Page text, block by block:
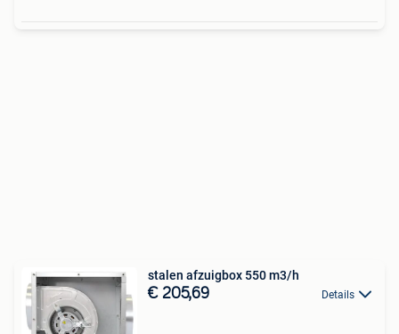
stalen afzuigbox 550 m3/h
€ 205,69 Details